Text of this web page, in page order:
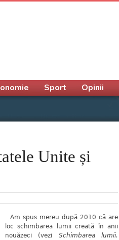
Unite și
Am spus mereu după 2010 că are
loc schimbarea lumii creată în anii
nouăzeci (vezi Schimbarea lumii.
Sport Opinii